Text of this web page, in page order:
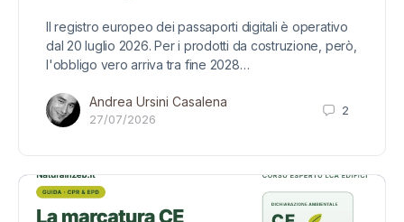
Il registro europeo dei passaporti digitali è operativo
dal 20 luglio 2026. Per i prodotti da costruzione, però,
l'obbligo vero arriva tra fine 2028…
Andrea Ursini Casalena
27/07/2026
2